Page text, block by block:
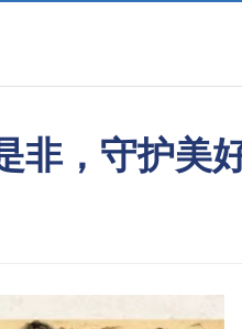
非，守护美